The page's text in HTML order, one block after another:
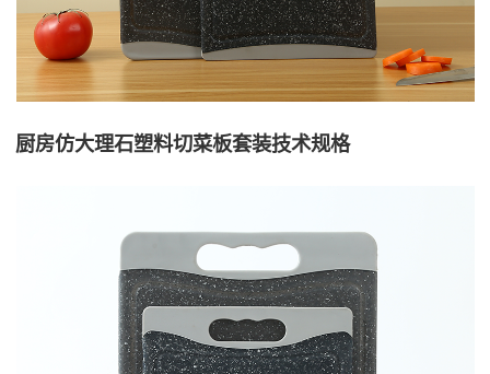
厨房仿大理石塑料切菜板套装技术规格